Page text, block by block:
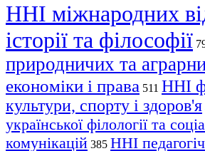
ННІ міжнародних
історії та філософії
природничих та
економіки і права 511 ННІ
культури, спорту і здоров'я
української філології та
комунікацій 385 ННІ